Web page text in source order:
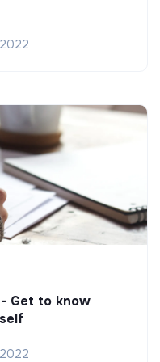
Get to know